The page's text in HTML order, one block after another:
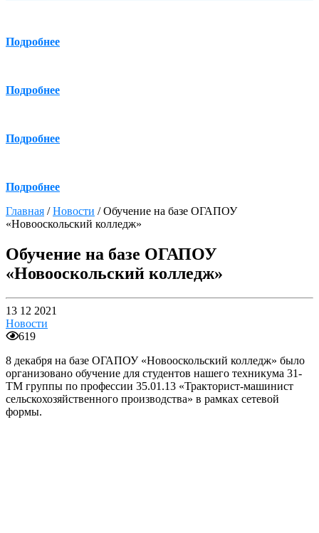
Подробнее
Подробнее
Подробнее
Подробнее
Главная /Новости /Обучение на базе ОГАПОУ
«Новооскольский колледж»
Обучение на базе ОГАПОУ
«Новооскольский колледж»
13 12 2021
Новости
619
8 декабря на базе ОГАПОУ «Новооскольский колледж» было
организовано обучение для студентов нашего техникума 31-
ТМ группы по профессии 35.01.13 «Тракторист-машинист
сельскохозяйственного производства» в рамках сетевой
формы.